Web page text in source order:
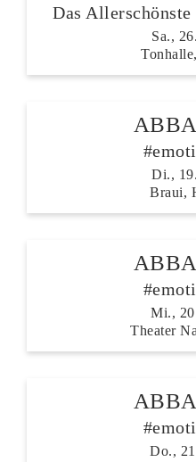
Das
Sa.,
Di.,
Braui,
Mi.,
Theater
Do.,